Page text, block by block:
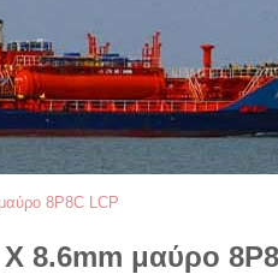
8P8C LCP
8.6mm μαύρο